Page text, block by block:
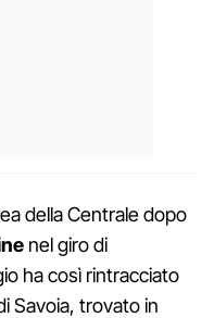
della Centrale dopo
nel giro di
ha così rintracciato
Savoia, trovato in